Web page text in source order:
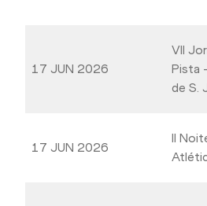
17 JUN 2026
VII
Pista
de S.
17 JUN 2026
II